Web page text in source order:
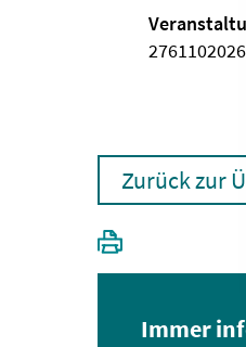
Zurück zur
Immer